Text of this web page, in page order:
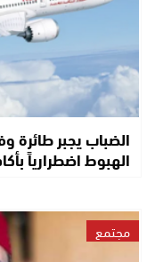
الضباب يجبر طائرة
الهبوط اضطرارياً
مجتمع